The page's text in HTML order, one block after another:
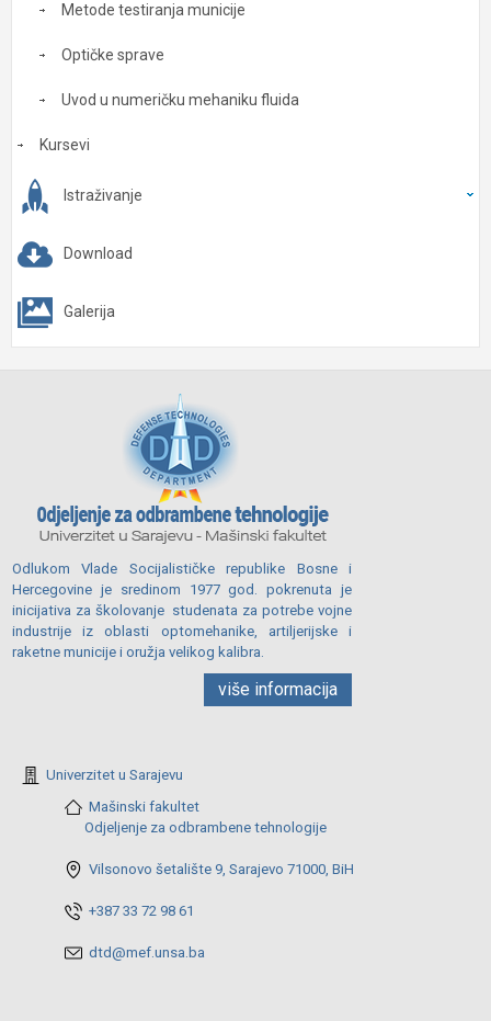
Metode testiranja municije
Optičke sprave
Uvod u numeričku mehaniku fluida
Kursevi
Istraživanje
Download
Galerija
Odlukom Vlade Socijalističke republike Bosne i
Hercegovine je sredinom 1977 god. pokrenuta je
inicijativa za školovanje studenata za potrebe vojne
industrije iz oblasti optomehanike, artiljerijske i
raketne municije i oružja velikog kalibra.
više informacija
Univerzitet u Sarajevu
Mašinski fakultet
Odjeljenje za odbrambene tehnologije
Vilsonovo šetalište 9, Sarajevo 71000, BiH
+387 33 72 98 61
dtd@mef.unsa.ba